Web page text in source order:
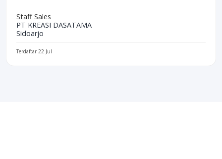
Staff Sales
PT KREASI DASATAMA
Sidoarjo
Terdaftar 22 Jul